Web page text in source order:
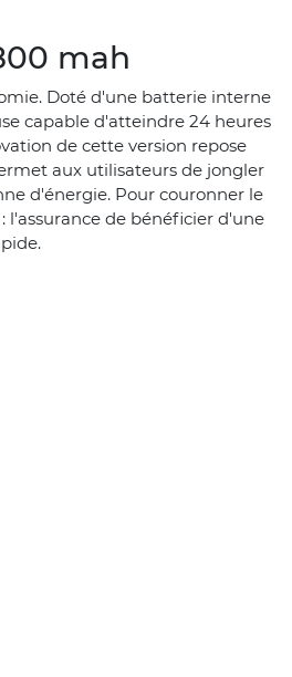
mah
Doté d'une batterie interne
capable d'atteindre 24 heures
de cette version repose
aux utilisateurs de jongler
d'énergie. Pour couronner le
l'assurance de bénéficier d'une